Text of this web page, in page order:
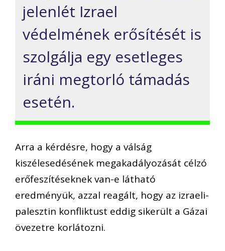
jelenlét Izrael
védelmének erősítését is
szolgálja egy esetleges
iráni megtorló támadás
esetén.
Arra a kérdésre, hogy a válság
kiszélesedésének megakadályozását célzó
erőfeszítéseknek van-e látható
eredményük, azzal reagált, hogy az izraeli-
palesztin konfliktust eddig sikerült a Gázai
övezetre korlátozni.